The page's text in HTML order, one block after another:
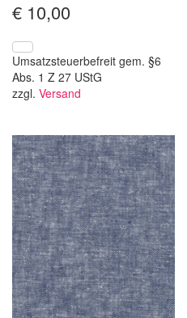
€ 10,00
Umsatzsteuerbefreit gem. §6
Abs. 1 Z 27 UStG
zzgl. Versand